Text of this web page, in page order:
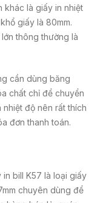
khác là giấy in nhiệt
giấy là 80mm.
thông thường là
cần dùng băng
chất chỉ để chuyển
độ nên rất thích
đơn thanh toán.
bill K57 là loại giấy
chuyên dùng để